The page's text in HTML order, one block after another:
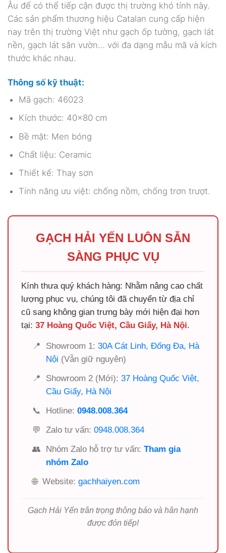
Âu để có thể tiếp cận được thị trường khó tính này.
Các sản phẩm thương hiệu Catalan cung cấp hiện
nay trên thị trường Việt như gạch ốp tường, gạch lát
nền, gạch lát sân vườn… với đa dạng mẫu mã và kích
thước khác nhau.
Thông số kỹ thuật:
Mã gạch: 46023
Kích thước: 40×80 cm
Bề mặt: Men bóng
Chất liệu: Ceramic
Thiết kế: Thay sơn
Tính năng ưu việt: chống nồm, chống trơn trượt.
GẠCH HẢI YẾN LUÔN SẴN
SÀNG PHỤC VỤ
Kính thưa quý khách hàng: Nhằm nâng cao chất
lượng phục vụ, chúng tôi đã chuyển từ địa chỉ
cũ sang không gian trưng bày mới hiện đại hơn
tại: 37 Hoàng Quốc Việt, Cầu Giấy, Hà Nội.
📍 Showroom 1: 30A Cát Linh, Đống Đa, Hà
Nội (Vẫn giữ nguyên)
📍
Showroom 2 (Mới): 37 Hoàng Quốc Việt,
Cầu Giấy, Hà Nội
📞
Hotline: 0948.008.364
💬
Zalo tư vấn: 0948.008.364
👥
Nhóm Zalo hỗ trợ tư vấn: Tham gia
nhóm Zalo
🌐 Website: gachhaiyen.com
Gạch Hải Yến trân trọng thông báo và hân hạnh
được đón tiếp!